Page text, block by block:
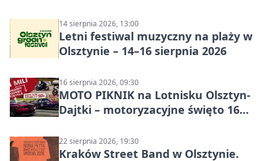
14 sierpnia 2026, 13:00
Letni festiwal muzyczny na plaży w
Olsztynie – 14–16 sierpnia 2026
16 sierpnia 2026, 09:30
MOTO PIKNIK na Lotnisku Olsztyn-
Dajtki – motoryzacyjne święto 16
22 sierpnia 2026, 19:30
Kraków Street Band w Olsztynie.